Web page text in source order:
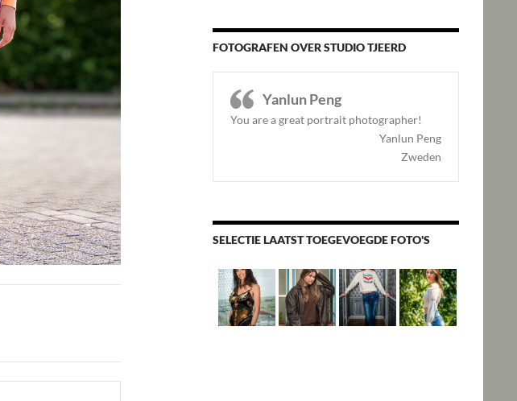
FOTOGRAFEN OVER STUDIO TJEERD
Yanlun Peng
You are a great portrait photographer!
Yanlun Peng
Zweden
SELECTIE LAATST TOEGEVOEGDE FOTO'S